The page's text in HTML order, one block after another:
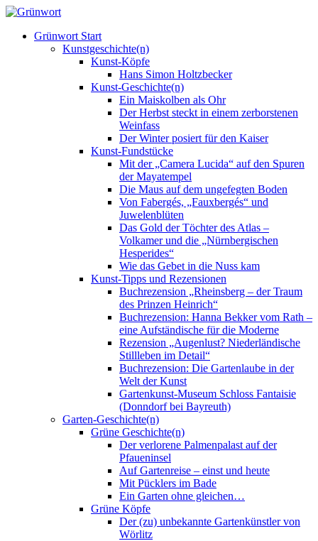
Grünwort Start
Kunstgeschichte(n)
Kunst-Köpfe
Hans Simon Holtzbecker
Kunst-Geschichte(n)
Ein Maiskolben als Ohr
Der Herbst steckt in einem zerborstenen
Weinfass
Der Winter posiert für den Kaiser
Kunst-Fundstücke
Mit der „Camera Lucida“ auf den Spuren
der Mayatempel
Die Maus auf dem ungefegten Boden
Von Fabergés, „Fauxbergés“ und
Juwelenblüten
Das Gold der Töchter des Atlas –
Volkamer und die „Nürnbergischen
Hesperides“
Wie das Gebet in die Nuss kam
Kunst-Tipps und Rezensionen
Buchrezension „Rheinsberg – der Traum
des Prinzen Heinrich“
Buchrezension: Hanna Bekker vom Rath –
eine Aufständische für die Moderne
Rezension „Augenlust? Niederländische
Stillleben im Detail“
Buchrezension: Die Gartenlaube in der
Welt der Kunst
Gartenkunst-Museum Schloss Fantaisie
(Donndorf bei Bayreuth)
Garten-Geschichte(n)
Grüne Geschichte(n)
Der verlorene Palmenpalast auf der
Pfaueninsel
Auf Gartenreise – einst und heute
Mit Pücklers im Bade
Ein Garten ohne gleichen…
Grüne Köpfe
Der (zu) unbekannte Gartenkünstler von
Wörlitz